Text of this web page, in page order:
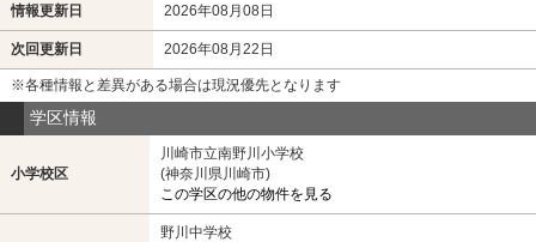
情報更新日 2026年08月08日
次回更新日 2026年08月22日
※各種情報と差異がある場合は現況優先となります
学区情報
小学校区
川崎市立南野川小学校
(神奈川県川崎市)
この学区の他の物件を見る
野川中学校